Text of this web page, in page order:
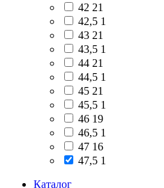
42 21
42,5 1
43 21
43,5 1
44 21
44,5 1
45 21
45,5 1
46 19
46,5 1
47 16
47,5 1
Каталог